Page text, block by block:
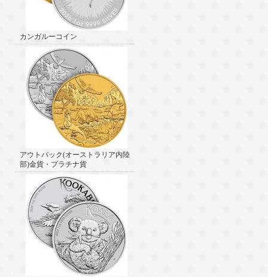
カンガルーコイン
アウトバック(オーストラリア内陸
部)金貨・プラチナ貨